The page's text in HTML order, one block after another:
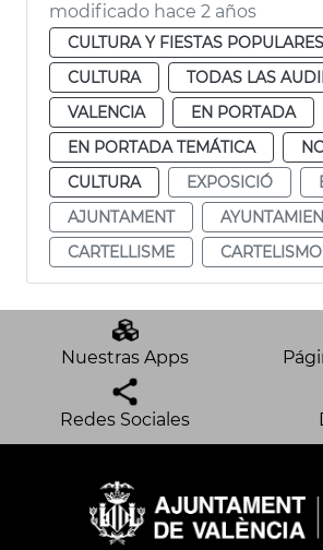
modificado hace 2 años
CULTURA Y FIESTAS POPULARES
CULTURA
TODAS LAS
VALENCIA
EN PORTADA
EN PORTADA TEMÁTICA
CULTURA
EXPOSICIÓ
AJUNTAMENT
CARTELLISME
CARTELISMO
Nuestras Apps
Redes Sociales